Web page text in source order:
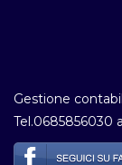
Gestione
Tel.0685856030